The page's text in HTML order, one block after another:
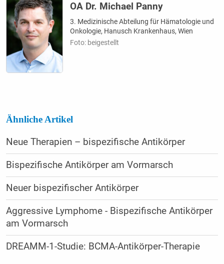
OA Dr. Michael Panny
3. Medizinische Abteilung für Hämatologie und
Onkologie, Hanusch Krankenhaus, Wien
Foto: beigestellt
Ähnliche Artikel
Neue Therapien – bispezifische Antikörper
Bispezifische Antikörper am Vormarsch
Neuer bispezifischer Antikörper
Aggressive Lymphome - Bispezifische Antikörper
am Vormarsch
DREAMM-1-Studie: BCMA-Antikörper-Therapie